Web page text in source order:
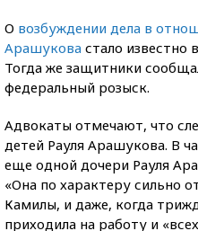
О возбуждении дела в
Арашукова стало известно
Тогда же защитники
федеральный розыск.
Адвокаты отмечают, что
детей Рауля Арашукова. В
еще одной дочери Рауля
«Она по характеру сильно
Камилы, и даже, когда
приходила на работу и